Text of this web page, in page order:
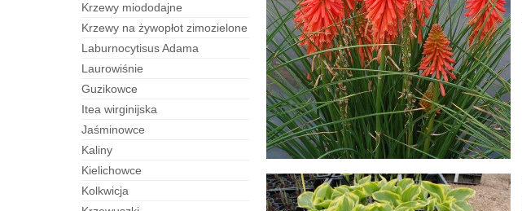
Krzewy miododajne
Krzewy na żywopłot zimozielone
laburnocytisus Adama
laurowiśnie
guzikowce
itea wirginijska
jaśminowce
kaliny
kielichowce
kolkwicja